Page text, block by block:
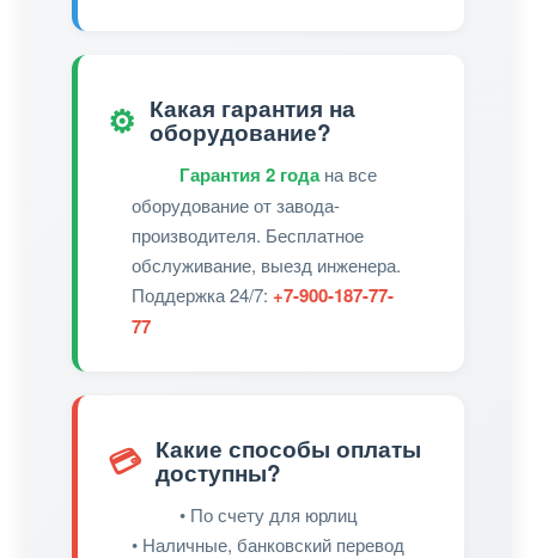
⚙️ Какая гарантия на
оборудование?
Гарантия 2 годана все
оборудование от завода-
производителя. Бесплатное
обслуживание, выезд инженера.
Поддержка 24/7: +7-900-187-77-
77
💳 Какие способы оплаты
доступны?
• По счету для юрлиц
• Наличные, банковский перевод